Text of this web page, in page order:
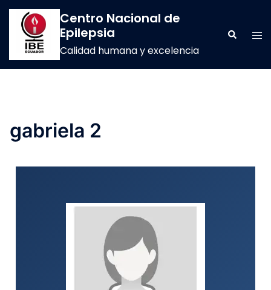
Centro Nacional de
Epilepsia
Calidad humana y excelencia
gabriela 2